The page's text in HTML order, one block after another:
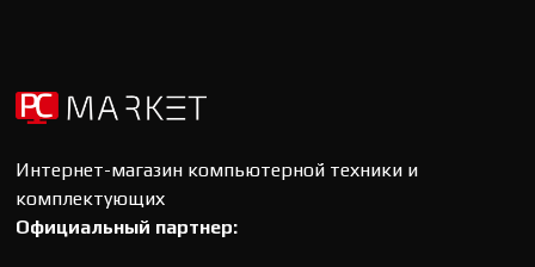
Интернет-магазин компьютерной техники и
комплектующих
Официальный партнер: